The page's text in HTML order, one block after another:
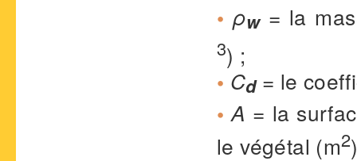
• ρw= la
3) ;
• Cd= le
• A = la
le végétal (m2